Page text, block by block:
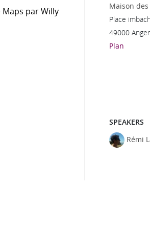
par Willy
Maison
Place imbach
49000
Plan
SPEAKERS
Rémi